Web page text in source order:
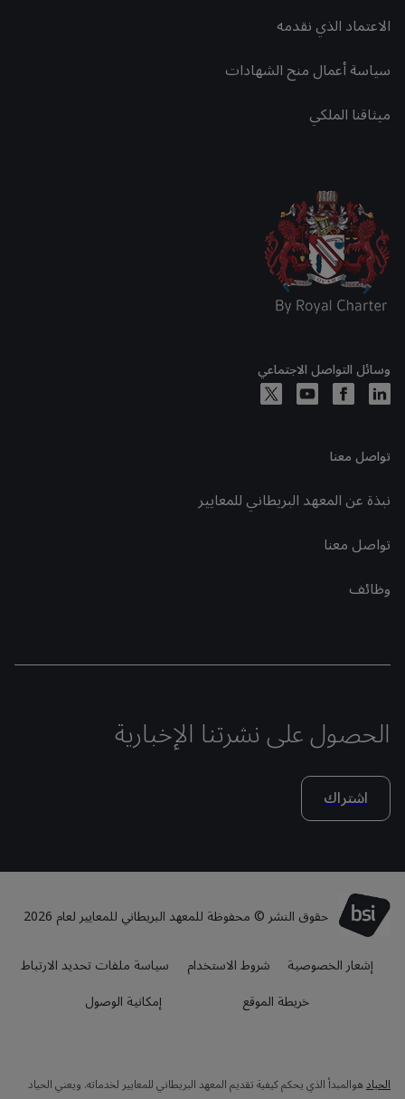
الاعتماد الذي نقدمه
سياسة أعمال منح الشهادات
ميثاقنا الملكي
وسائل التواصل الاجتماعي
تواصل معنا
نبذة عن المعهد البريطاني للمعايير
تواصل معنا
وظائف
الحصول على نشرتنا الإخبارية
اشتراك
حقوق النشر © محفوظة للمعهد البريطاني للمعايير لعام 2026
إشعار الخصوصية
شروط الاستخدام
سياسة ملفات تحديد الارتباط
خريطة الموقع
إمكانية الوصول
الحيادهوالمبدأ الذي يحكم كيفية تقديم المعهد البريطاني للمعايير لخدماته. ويعني الحياد